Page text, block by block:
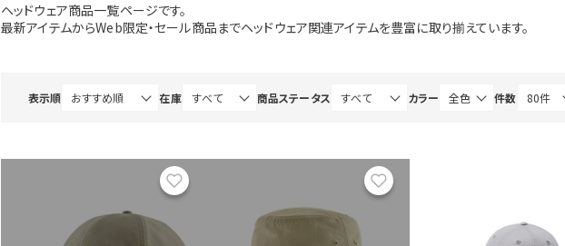
ヘッドウェア商品一覧ページです。
最新アイテムからWeb限定・セール商品までヘッドウェア関連アイテムを豊富に取り揃えています。
表示順 在庫 商品ステータス カラー 件数